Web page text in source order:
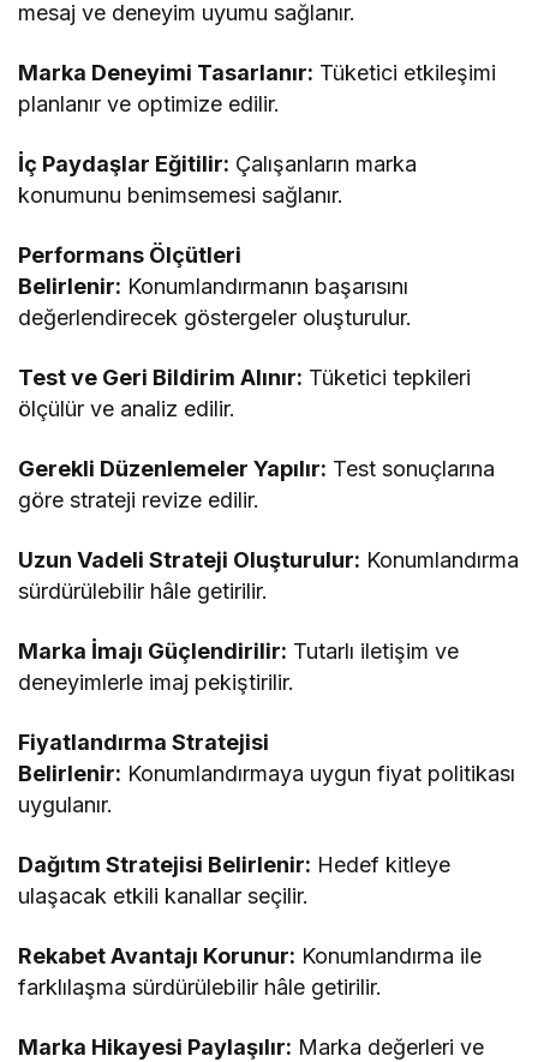
mesaj ve deneyim uyumu sağlanır.
Marka Deneyimi Tasarlanır: Tüketici etkileşimi
planlanır ve optimize edilir.
İç Paydaşlar Eğitilir: Çalışanların marka
konumunu benimsemesi sağlanır.
Performans Ölçütleri
Belirlenir: Konumlandırmanın başarısını
değerlendirecek göstergeler oluşturulur.
Test ve Geri Bildirim Alınır: Tüketici tepkileri
ölçülür ve analiz edilir.
Gerekli Düzenlemeler Yapılır: Test sonuçlarına
göre strateji revize edilir.
Uzun Vadeli Strateji Oluşturulur: Konumlandırma
sürdürülebilir hâle getirilir.
Marka İmajı Güçlendirilir: Tutarlı iletişim ve
deneyimlerle imaj pekiştirilir.
Fiyatlandırma Stratejisi
Belirlenir: Konumlandırmaya uygun fiyat politikası
uygulanır.
Dağıtım Stratejisi Belirlenir: Hedef kitleye
ulaşacak etkili kanallar seçilir.
Rekabet Avantajı Korunur: Konumlandırma ile
farklılaşma sürdürülebilir hâle getirilir.
Marka Hikayesi Paylaşılır: Marka değerleri ve